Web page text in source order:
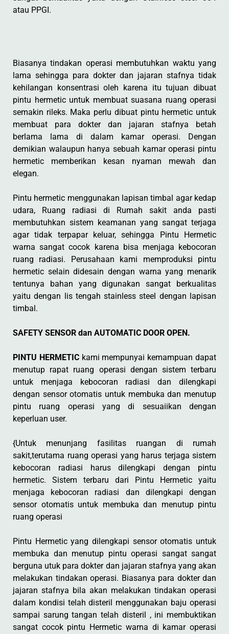
atau PPGI.
Biasanya tindakan operasi membutuhkan waktu yang
lama sehingga para dokter dan jajaran stafnya tidak
kehilangan konsentrasi oleh karena itu tujuan dibuat
pintu hermetic untuk membuat suasana ruang operasi
semakin rileks. Maka perlu dibuat pintu hermetic untuk
membuat para dokter dan jajaran stafnya betah
berlama lama di dalam kamar operasi. Dengan
demikian walaupun hanya sebuah kamar operasi pintu
hermetic memberikan kesan nyaman mewah dan
elegan.
Pintu hermetic menggunakan lapisan timbal agar kedap
udara, Ruang radiasi di Rumah sakit anda pasti
membutuhkan sistem keamanan yang sangat terjaga
agar tidak terpapar keluar, sehingga Pintu Hermetic
warna sangat cocok karena bisa menjaga kebocoran
ruang radiasi. Perusahaan kami memproduksi pintu
hermetic selain didesain dengan warna yang menarik
tentunya bahan yang digunakan sangat berkualitas
yaitu dengan lis tengah stainless steel dengan lapisan
timbal.
SAFETY SENSOR dan AUTOMATIC DOOR OPEN.
PINTU HERMETICkami mempunyai kemampuan dapat
menutup rapat ruang operasi dengan sistem terbaru
untuk menjaga kebocoran radiasi dan dilengkapi
dengan sensor otomatis untuk membuka dan menutup
pintu ruang operasi yang di sesuaiikan dengan
keperluan user.
{Untuk menunjang fasilitas ruangan di rumah
sakit,terutama ruang operasi yang harus terjaga sistem
kebocoran radiasi harus dilengkapi dengan pintu
hermetic. Sistem terbaru dari Pintu Hermetic yaitu
menjaga kebocoran radiasi dan dilengkapi dengan
sensor otomatis untuk membuka dan menutup pintu
ruang operasi
Pintu Hermetic yang dilengkapi sensor otomatis untuk
membuka dan menutup pintu operasi sangat sangat
berguna utuk para dokter dan jajaran stafnya yang akan
melakukan tindakan operasi. Biasanya para dokter dan
jajaran stafnya bila akan melakukan tindakan operasi
dalam kondisi telah disteril menggunakan baju operasi
sampai sarung tangan telah disteril , ini membuktikan
sangat cocok pintu Hermetic warna di kamar operasi